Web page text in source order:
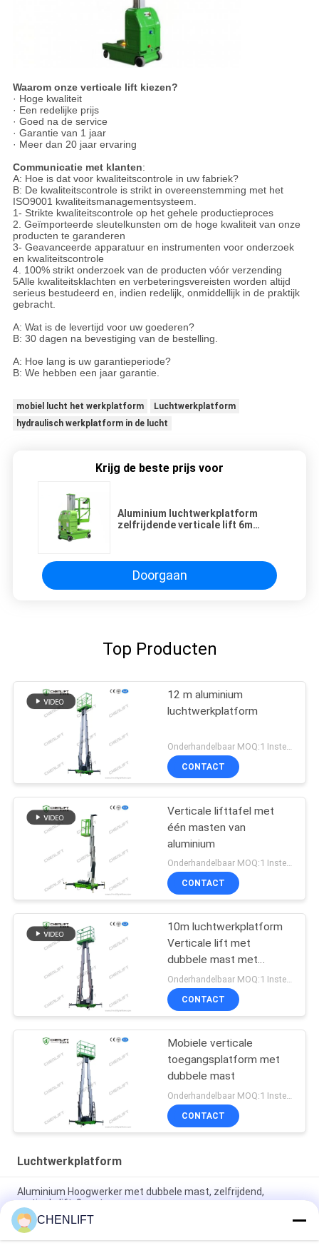
Waarom onze verticale lift kiezen?
· Hoge kwaliteit
· Een redelijke prijs
· Goed na de service
· Garantie van 1 jaar
· Meer dan 20 jaar ervaring
Communicatie met klanten:
A: Hoe is dat voor kwaliteitscontrole in uw fabriek?
B: De kwaliteitscontrole is strikt in overeenstemming met het
ISO9001 kwaliteitsmanagementsysteem.
1- Strikte kwaliteitscontrole op het gehele productieproces
2. Geïmporteerde sleutelkunsten om de hoge kwaliteit van onze
producten te garanderen
3- Geavanceerde apparatuur en instrumenten voor onderzoek
en kwaliteitscontrole
4. 100% strikt onderzoek van de producten vóór verzending
5Alle kwaliteitsklachten en verbeteringsvereisten worden altijd
serieus bestudeerd en, indien redelijk, onmiddellijk in de praktijk
gebracht.
A: Wat is de levertijd voor uw goederen?
B: 30 dagen na bevestiging van de bestelling.
A: Hoe lang is uw garantieperiode?
B: We hebben een jaar garantie.
mobiel lucht het werkplatform
Luchtwerkplatform
hydraulisch werkplatform in de lucht
Krijg de beste prijs voor
Aluminium luchtwerkplatform
zelfrijdende verticale lift 6m
Doorgaan
Top Producten
12 m aluminium
luchtwerkplatform
Onderhandelbaar MOQ:1 Instellen
CONTACT
Verticale lifttafel met
één masten van
aluminium
Onderhandelbaar MOQ:1 Instellen
CONTACT
10m luchtwerkplatform
Verticale lift met
dubbele mast met
verlengplatform
CONTACT
Mobiele verticale
toegangsplatform met
dubbele mast
CONTACT
Luchtwerkplatform
Aluminium Hoogwerker met dubbele mast, zelfrijdend,
verticale lift, 9 meter
10 meter hoog luchtwerkplatform met dubbele masten
Hydraulische verticale lifttafel
CHENLIFT